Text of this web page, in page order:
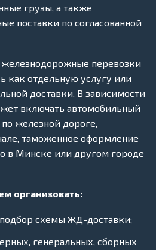
грузы, а также
поставки по согласованной
железнодорожные перевозки
как отдельную услугу или
доставки. В зависимости
включать автомобильный
железной дороге,
таможенное оформление
в Минске или другом городе
организовать:
схемы ЖД-доставки;
генеральных, сборных